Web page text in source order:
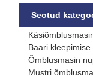
Seotud
Baari
Õmblusmasin
Mustri